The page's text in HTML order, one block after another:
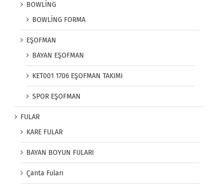
BOWLİNG
BOWLİNG FORMA
EŞOFMAN
BAYAN EŞOFMAN
KET001 1706 EŞOFMAN TAKIMI
SPOR EŞOFMAN
FULAR
KARE FULAR
BAYAN BOYUN FULARI
Çanta Fuları